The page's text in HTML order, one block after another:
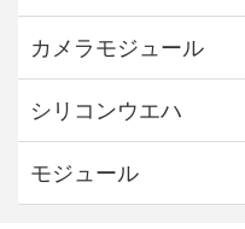
カメラモジュール
シリコンウエハ
モジュール